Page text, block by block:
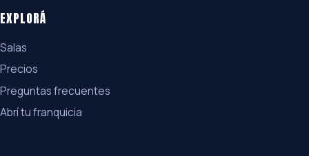
EXPLORÁ
Salas
Precios
Preguntas frecuentes
Abrí tu franquicia